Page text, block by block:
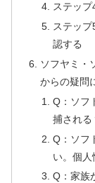
ステッ
ステッ
認する
ソフヤミ・
からの疑問
Q：ソフ
捕される
Q：ソフ
い。個人
Q：家族